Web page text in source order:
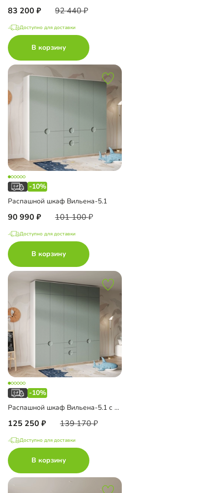
83 200 92 440
Доступно для доставки
В корзину
-10%
Распашной шкаф Вильена-5.1
90 990 101 100
Доступно для доставки
В корзину
-10%
Распашной шкаф Вильена-5.1 с антресолью
125 250 139 170
Доступно для доставки
В корзину